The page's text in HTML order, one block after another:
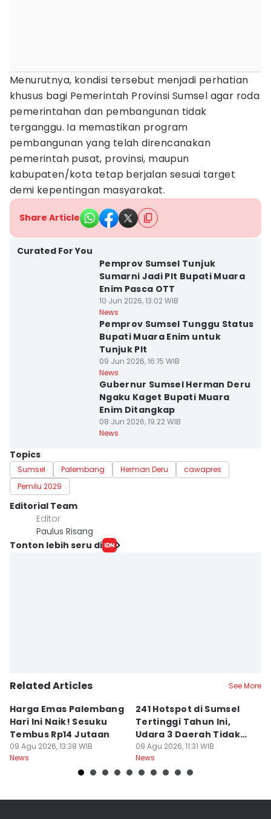
Menurutnya, kondisi tersebut menjadi perhatian
khusus bagi Pemerintah Provinsi Sumsel agar roda
pemerintahan dan pembangunan tidak
terganggu. Ia memastikan program
pembangunan yang telah direncanakan
pemerintah pusat, provinsi, maupun
kabupaten/kota tetap berjalan sesuai target
demi kepentingan masyarakat.
Share Article
Curated For You
Pemprov Sumsel Tunjuk
Sumarni Jadi Plt Bupati Muara
Enim Pasca OTT
10 Jun 2026, 13:02 WIB
News
Pemprov Sumsel Tunggu Status
Bupati Muara Enim untuk
Tunjuk Plt
09 Jun 2026, 16:15 WIB
News
Gubernur Sumsel Herman Deru
Ngaku Kaget Bupati Muara
Enim Ditangkap
08 Jun 2026, 19:22 WIB
News
Topics
Sumsel Palembang Herman Deru
cawapres
Pemilu 2029
Editorial Team
Editor
Paulus Risang
Tonton lebih seru di
Related Articles See More
Harga Emas Palembang
Hari Ini Naik! Sesuku
Tembus Rp14 Jutaan
09 Agu 2026, 13:38 WIB
News
241 Hotspot di Sumsel
Tertinggi Tahun Ini,
Udara 3 Daerah Tidak
Sehat
09 Agu 2026, 11:31 WIB
News